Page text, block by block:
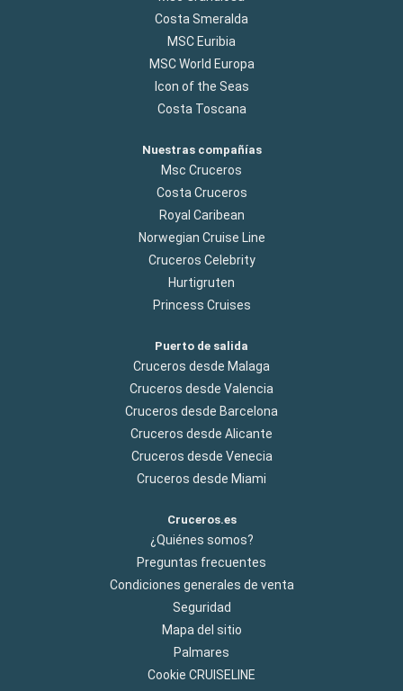
Costa Smeralda
MSC Euribia
MSC World Europa
Icon of the Seas
Costa Toscana
Nuestras compañías
Msc Cruceros
Costa Cruceros
Royal Caribean
Norwegian Cruise Line
Cruceros Celebrity
Hurtigruten
Princess Cruises
Puerto de salida
Cruceros desde Malaga
Cruceros desde Valencia
Cruceros desde Barcelona
Cruceros desde Alicante
Cruceros desde Venecia
Cruceros desde Miami
Cruceros.es
¿Quiénes somos?
Preguntas frecuentes
Condiciones generales de venta
Seguridad
Mapa del sitio
Palmares
Cookie CRUISELINE